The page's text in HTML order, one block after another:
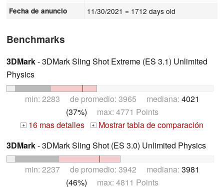
Fecha de anuncio 11/30/2021 = 1712 days old
Benchmarks
3DMark- 3DMark Sling Shot Extreme (ES 3.1) Unlimited
Physics
min: 2283 de promedio: 3965 mediana: 4021
(37%) max: 4771 Points
+ 16 mas detalles + Mostrar tabla de comparación
3DMark- 3DMark Sling Shot (ES 3.0) Unlimited Physics
min: 2237 de promedio: 3942 mediana: 3981
(46%) max: 4811 Points